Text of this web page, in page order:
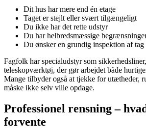
Dit hus har mere end én etage
Taget er stejlt eller svært tilgængeligt
Du ikke har det rette udstyr
Du har helbredsmæssige
Du ønsker en grundig inspektion af
Fagfolk har specialudstyr som
teleskopværktøj, der gør arbejdet både
Mange tilbyder også at tjekke for utætheder,
måske ikke selv ville opdage.
Professionel rensning –
forvente